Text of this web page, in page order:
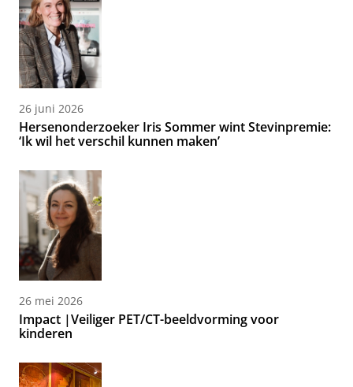
26 juni 2026
Hersenonderzoeker Iris Sommer wint Stevinpremie:
‘Ik wil het verschil kunnen maken’
26 mei 2026
Impact |Veiliger PET/CT-beeldvorming voor
kinderen